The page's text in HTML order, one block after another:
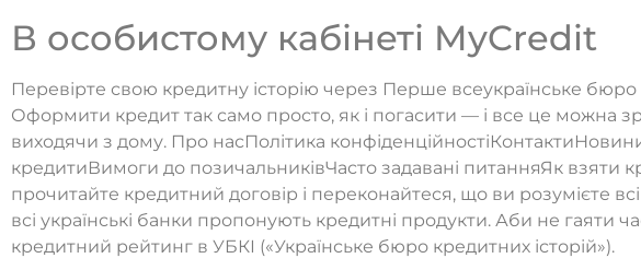
В особистому кабінеті MyCredit
Перевірте свою кредитну історію через Перше всеукраїнське бюро
Оформити кредит так само просто, як і погасити — і все це можна
виходячи з дому. Про насПолітика конфіденційностіКонтактиНовини
кредитиВимоги до позичальниківЧасто задавані питанняЯк взяти
прочитайте кредитний договір і переконайтеся, що ви розумієте
всі українські банки пропонують кредитні продукти. Аби не гаяти
кредитний рейтинг в УБКІ («Українське бюро кредитних історій»).